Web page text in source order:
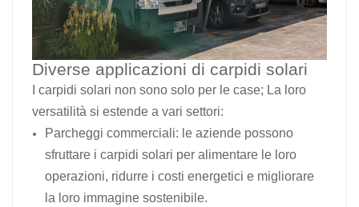
Diverse applicazioni di carpidi solari
I carpidi solari non sono solo per le case; La loro
versatilità si estende a vari settori:
Parcheggi commerciali: le aziende possono
sfruttare i carpidi solari per alimentare le loro
operazioni, ridurre i costi energetici e migliorare
la loro immagine sostenibile.